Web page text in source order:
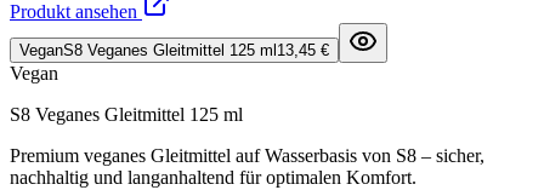
Produkt ansehen
VeganS8 Veganes Gleitmittel 125 ml 13,45 €
Vegan
S8 Veganes Gleitmittel 125 ml
Premium veganes Gleitmittel auf Wasserbasis von S8 – sicher,
nachhaltig und langanhaltend für optimalen Komfort.